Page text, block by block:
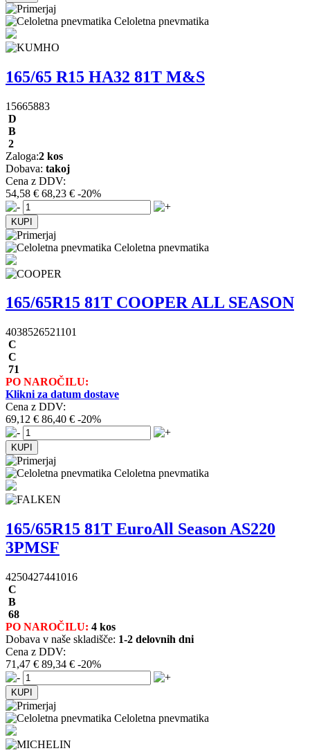
Celoletna pnevmatika
165/65 R15 HA32 81T M&S
15665883
D
B
2
Zaloga:2 kos
Dobava: takoj
Cena z DDV:
54,58 € 68,23 € -20%
Celoletna pnevmatika
165/65R15 81T COOPER ALL SEASON
4038526521101
C
C
71
PO NAROČILU:
Klikni za datum dostave
Cena z DDV:
69,12 € 86,40 € -20%
Celoletna pnevmatika
165/65R15 81T EuroAll Season AS220
3PMSF
4250427441016
C
B
68
PO NAROČILU: 4 kos
Dobava v naše skladišče: 1-2 delovnih dni
Cena z DDV:
71,47 € 89,34 € -20%
Celoletna pnevmatika